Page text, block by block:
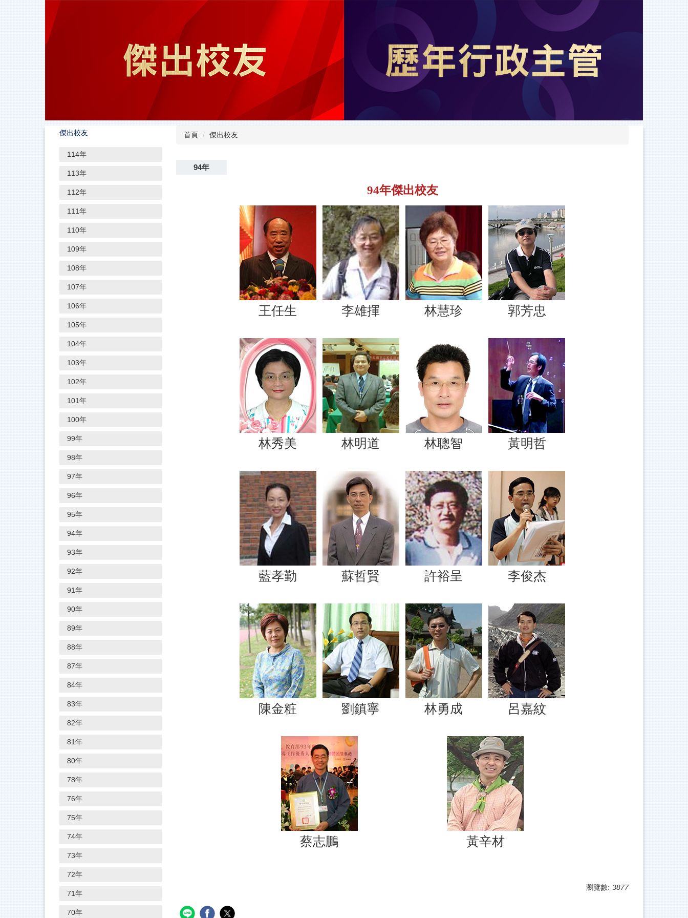
傑出校友
114年
113年
112年
111年
110年
109年
108年
107年
106年
105年
104年
103年
102年
101年
100年
99年
98年
97年
96年
95年
94年
93年
92年
91年
90年
89年
88年
87年
84年
83年
82年
81年
80年
78年
76年
75年
74年
73年
72年
71年
70年
首頁 傑出校友
94年
94年傑出校友
王任生 李雄揮 林慧珍 郭芳忠
林秀美 林明道 林聰智 黃明哲
藍孝勤 蘇哲賢 許裕呈 李俊杰
陳金粧 劉鎮寧 林勇成 呂嘉紋
蔡志鵬 黃辛材
瀏覽數: 3877